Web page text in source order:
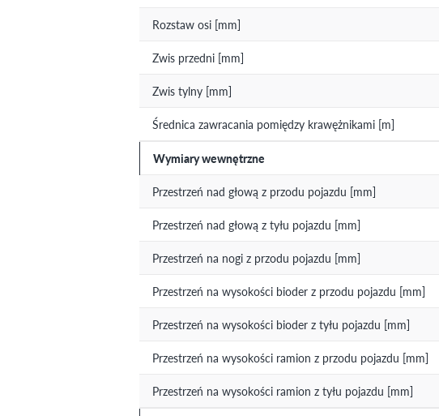
Rozstaw osi [mm]
Zwis przedni [mm]
Zwis tylny [mm]
Średnica zawracania pomiędzy krawężnikami [m]
Wymiary wewnętrzne
Przestrzeń nad głową z przodu pojazdu [mm]
Przestrzeń nad głową z tyłu pojazdu [mm]
Przestrzeń na nogi z przodu pojazdu [mm]
Przestrzeń na wysokości bioder z przodu pojazdu [mm]
Przestrzeń na wysokości bioder z tyłu pojazdu [mm]
Przestrzeń na wysokości ramion z przodu pojazdu [mm]
Przestrzeń na wysokości ramion z tyłu pojazdu [mm]